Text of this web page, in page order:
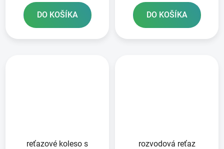
DO KOŠÍKA DO KOŠÍKA
reťazové koleso s
rozvodová reťaz